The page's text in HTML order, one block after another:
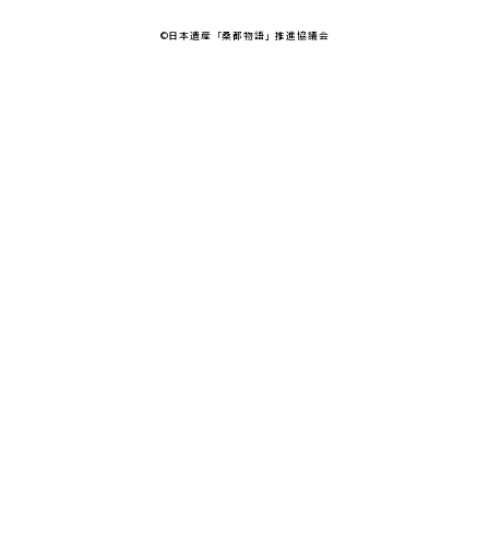
©日本遺産「桑都物語」推進協議会